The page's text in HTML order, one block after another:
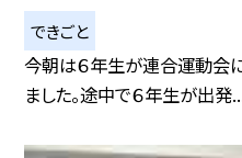
できごと
今朝は６年生が連合運動会
ました。途中で６年生が出発